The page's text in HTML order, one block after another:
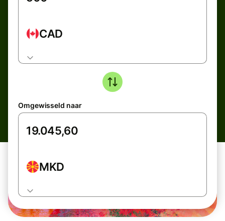
CAD
Omgewisseld naar
MKD